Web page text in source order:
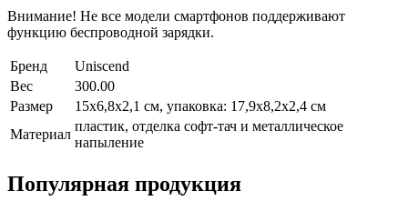
Внимание! Не все модели смартфонов поддерживают
функцию беспроводной зарядки.
Бренд
Uniscend
Вес
300.00
Размер
15х6,8х2,1 см, упаковка: 17,9х8,2х2,4 см
Материал
пластик, отделка софт-тач и металлическое
напыление
Популярная продукция